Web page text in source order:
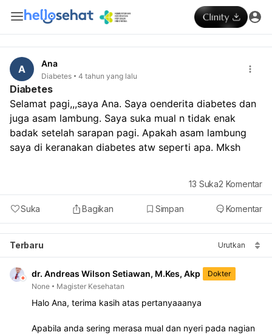
A Ana
Diabetes 4 tahun yang lalu
Diabetes
Selamat pagi,,,saya Ana. Saya oenderita diabetes dan
juga asam lambung. Saya suka mual n tidak enak
badak setelah sarapan pagi. Apakah asam lambung
saya di keranakan diabetes atw seperti apa. Mksh
Suka Bagikan Simpan Komentar
13 Suka2 Komentar
Terbaru Urutkan
dr. Andreas Wilson Setiawan, M.Kes, Akp
Dokter
None
Magister Kesehatan
Halo Ana, terima kasih atas pertanyaaanya
Apabila anda sering merasa mual dan nyeri pada nagian